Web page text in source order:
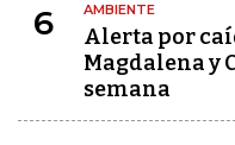
6 AMBIENTE
Alerta por
Magdalena y
semana